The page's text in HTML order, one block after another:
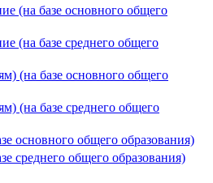
(на базе основного общего
(на базе среднего общего
(на базе основного общего
(на базе среднего общего
основного общего образования)
среднего общего образования)